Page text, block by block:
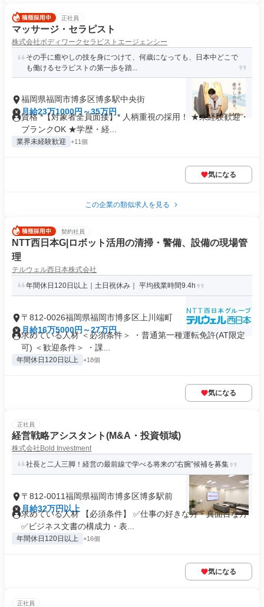
正社員
マッサージ・セラピスト
株式会社ボディワークセラピストエージェンシー
その手に癒やしの技を身につけて、何歳になっても、日本中どこで
も働けるセラピストの第一歩を踏...
福岡県福岡市博多区博多駅中央街
月給23万1000円～35万円
資格 *【対象者全員面接】* 人柄重視の採用！ ★未経験歓迎・
ブランクOK ★学歴・経...
業界未経験歓迎 +11個
気になる
この企業の類似求人を見る
契約社員
NTT西日本G|ロボット活用の清掃・警備、設備の現場管
理
テルウェル西日本株式会社
年間休日120日以上｜土日祝休み｜ 平均残業時間9.4h
〒812-0026福岡県福岡市博多区上川端町
月給16万5000円～27万円
求めている人材 ＜必須条件＞ ・普通第一種運転免許(AT限定
可) ＜歓迎条件＞ ・課...
年間休日120日以上 +18個
気になる
正社員
経営戦略アシスタント(M&A・投資領域)
株式会社Bold Investment
社長と二人三脚！経営の最前線で学べる将来の“右腕”候補を募集
〒812-0011福岡県福岡市博多区博多駅前
月給32万円以上
求めている人材 【必須条件】 ✅仕事の好きな方・真面目な方
✅ビジネス文書の構成力・表...
年間休日120日以上 +16個
気になる
正社員